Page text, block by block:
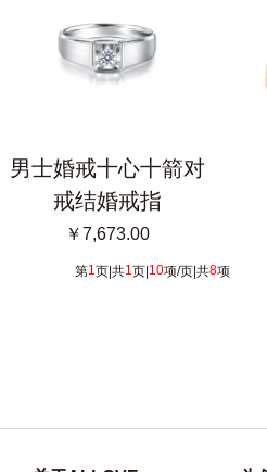
男士婚戒十心十箭对
戒结婚戒指
￥7,673.00
第1 页|共1 页|10项/页|共8项 [